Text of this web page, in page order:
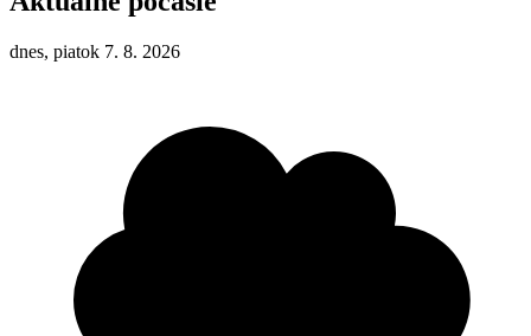
dnes, piatok 7. 8. 2026